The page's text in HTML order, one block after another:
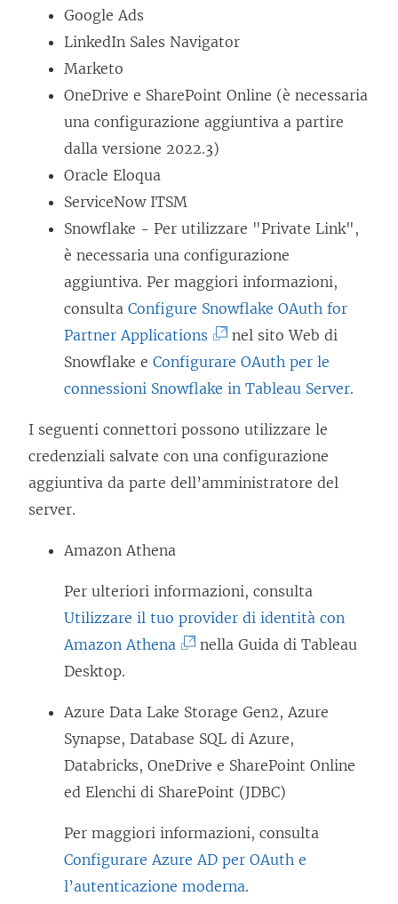
Google Ads
LinkedIn Sales Navigator
Marketo
OneDrive e SharePoint Online (è necessaria
una configurazione aggiuntiva a partire
dalla versione 2022.3)
Oracle Eloqua
ServiceNow ITSM
Snowflake - Per utilizzare "Private Link",
è necessaria una configurazione
aggiuntiva. Per maggiori informazioni,
consulta Configure Snowflake OAuth for
Partner Applications
I
l
o
l
l
m
e
n
o
v
i
e
e
a
p
nel sito Web di
Snowflake e Configurare OAuth per le
connessioni Snowflake in Tableau Server.
I seguenti connettori possono utilizzare le
credenziali salvate con una configurazione
aggiuntiva da parte dell’amministratore del
server.
Amazon Athena
Per ulteriori informazioni, consulta
Utilizzare il tuo provider di identità con
Amazon Athena
c
o
l
l
e
g
a
nella Guida di Tableau
Desktop.
Azure Data Lake Storage Gen2, Azure
Synapse, Database SQL di Azure,
Databricks, OneDrive e SharePoint Online
ed Elenchi di SharePoint (JDBC)
Per maggiori informazioni, consulta
Configurare Azure AD per OAuth e
l’autenticazione moderna.